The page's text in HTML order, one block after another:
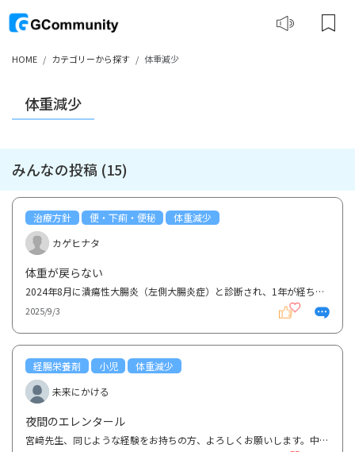
HOME カテゴリーから探す 体重減少
体重減少
みんなの投稿 (15)
治療方針 便・下痢・便秘
体重減少
カゲヒナタ
体重が戻らない
2024年8月に潰瘍性大腸炎（左側大腸炎症）と診断され、1年が経ちました。薬は整腸剤・ペンタサ（内服）...
2025/9/3
経腸栄養剤 小児
体重減少
未来にかける
夜間のエレンタール
宮﨑先生、同じような経験をお持ちの方、よろしくお願いします。中２成長期のクローン病男子です。低体...